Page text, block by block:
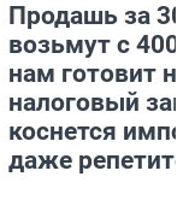
Продашь за
возьмут с
нам готовит
налоговый
коснется
даже